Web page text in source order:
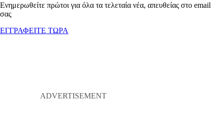
Ενημερωθείτε πρώτοι για όλα τα τελεταία νέα, απευθείας στο email
σας
ΕΓΓΡΑΦΕΙΤΕ ΤΩΡΑ